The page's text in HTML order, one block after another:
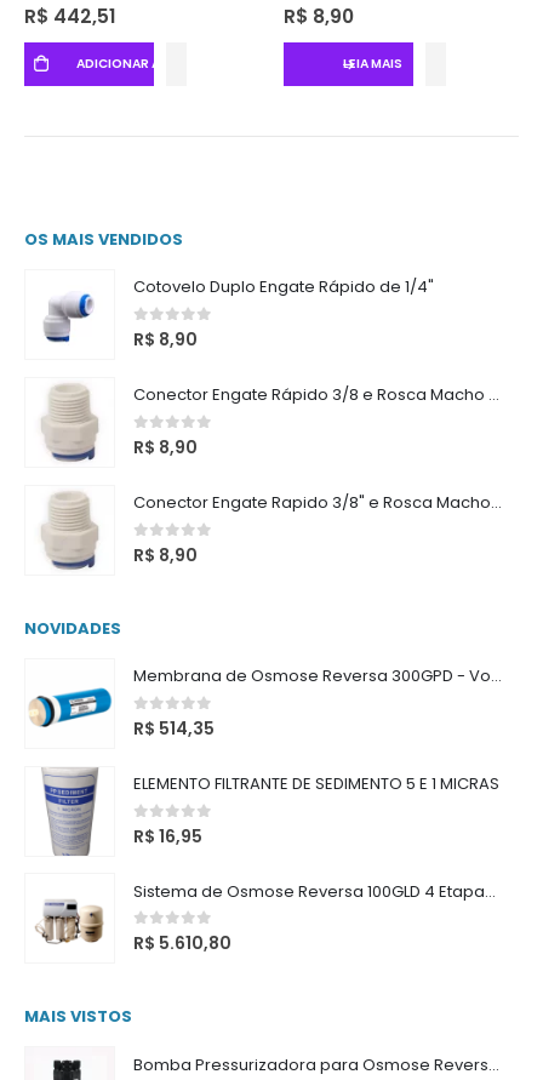
0out of 5
R$ 442,51
ADICIONAR AO CARRINHO
0out of 5
R$ 8,90
LEIA MAIS
OS MAIS VENDIDOS
Cotovelo Duplo Engate Rápido de 1/4"
0out of 5
R$ 8,90
Conector Engate Rápido 3/8 e Rosca Macho 3/8
0out of 5
R$ 8,90
Conector Engate Rapido 3/8" e Rosca Macho 1/2"
0out of 5
R$ 8,90
NOVIDADES
Membrana de Osmose Reversa 300GPD - Vontron
0out of 5
R$ 514,35
ELEMENTO FILTRANTE DE SEDIMENTO 5 E 1 MICRAS
0out of 5
R$ 16,95
Sistema de Osmose Reversa 100GLD 4 Etapas com Reservatório
0out of 5
R$ 5.610,80
MAIS VISTOS
Bomba Pressurizadora para Osmose Reversa 200 GPD